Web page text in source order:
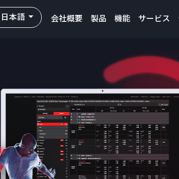
日本語 会社概要 製品 機能 サービス